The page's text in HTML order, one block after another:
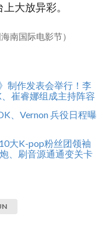
大放异彩。
南国际电影节）
制作发表会举行！李
崔睿娜组成主持阵容
、Vernon 兵役日程曝
大K-pop粉丝团领袖
、刷音源通通变关卡